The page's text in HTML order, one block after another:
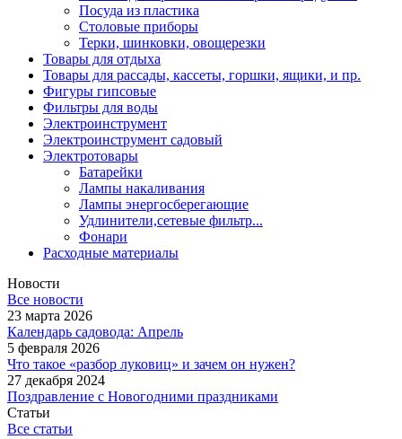
Посуда из пластика
Столовые приборы
Терки, шинковки, овощерезки
Товары для отдыха
Товары для рассады, кассеты, горшки, ящики, и пр.
Фигуры гипсовые
Фильтры для воды
Электроинструмент
Электроинструмент садовый
Электротовары
Батарейки
Лампы накаливания
Лампы энергосберегающие
Удлинители,сетевые фильтр...
Фонари
Расходные материалы
Новости
Все новости
23 марта 2026
Календарь садовода: Апрель
5 февраля 2026
Что такое «разбор луковиц» и зачем он нужен?
27 декабря 2024
Поздравление с Новогодними праздниками
Статьи
Все статьи